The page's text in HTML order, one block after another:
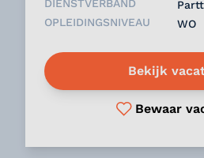
DIENSTVERBAND
OPLEIDINGSNIVEAU
WO
Bekijk
Bewaar